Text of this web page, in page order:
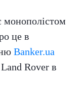
монополістом
це в
Banker.ua
Rover в